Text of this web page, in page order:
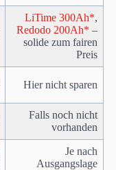
LiTime 300Ah*,
Redodo 200Ah* –
solide zum fairen
Preis
Hier nicht sparen
Falls noch nicht
vorhanden
Je nach
Ausgangslage